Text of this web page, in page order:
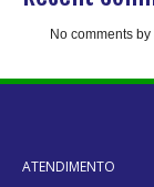
No comments
ATENDIMENTO